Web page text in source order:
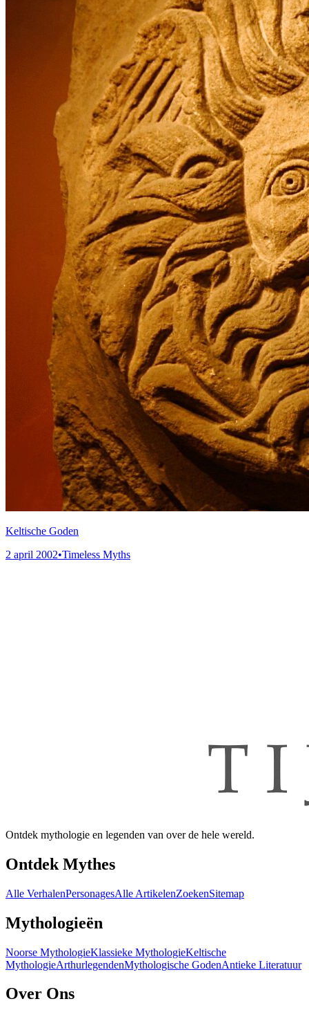
Keltische Goden
2 april 2002•Timeless Myths
Ontdek mythologie en legenden van over de hele wereld.
Ontdek Mythes
Alle VerhalenPersonagesAlle ArtikelenZoekenSitemap
Mythologieën
Noorse MythologieKlassieke MythologieKeltische
MythologieArthurlegendenMythologische GodenAntieke Literatuur
Over Ons